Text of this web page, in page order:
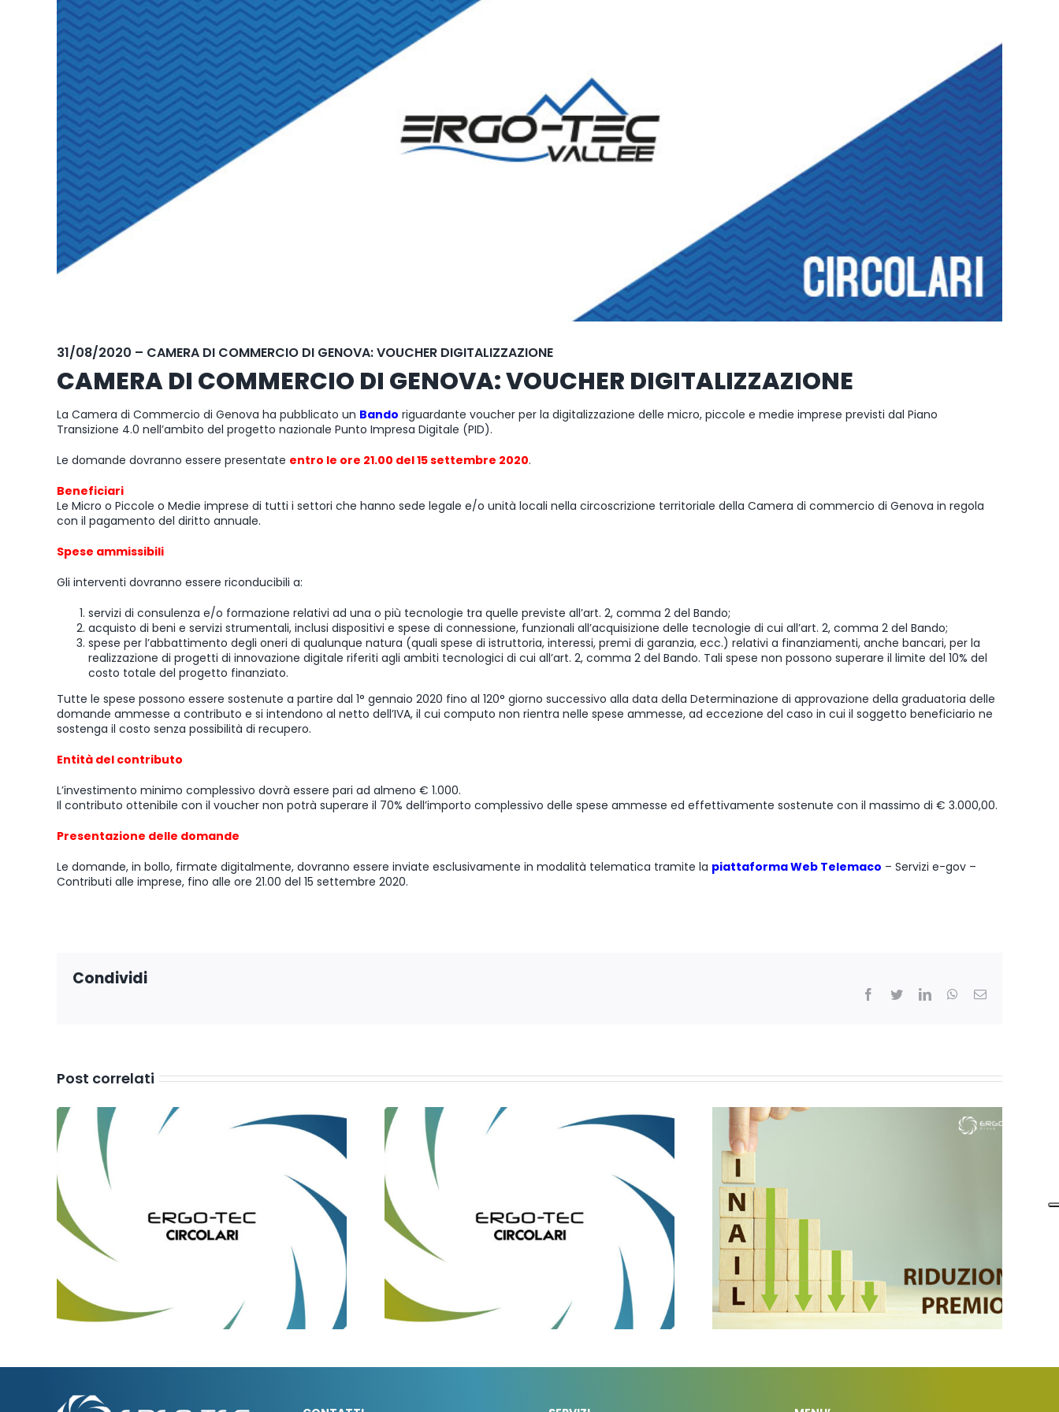
31/08/2020 – CAMERA DI COMMERCIO DI GENOVA: VOUCHER DIGITALIZZAZIONE
CAMERA DI COMMERCIO DI GENOVA: VOUCHER DIGITALIZZAZIONE
La Camera di Commercio di Genova ha pubblicato un Bando riguardante voucher per la digitalizzazione delle micro, piccole e medie imprese previsti dal Piano
Transizione 4.0 nell’ambito del progetto nazionale Punto Impresa Digitale (PID).
Le domande dovranno essere presentate entro le ore 21.00 del 15 settembre 2020.
Beneficiari
Le Micro o Piccole o Medie imprese di tutti i settori che hanno sede legale e/o unità locali nella circoscrizione territoriale della Camera di commercio di Genova in regola
con il pagamento del diritto annuale.
Spese ammissibili
Gli interventi dovranno essere riconducibili a:
servizi di consulenza e/o formazione relativi ad una o più tecnologie tra quelle previste all’art. 2, comma 2 del Bando;
acquisto di beni e servizi strumentali, inclusi dispositivi e spese di connessione, funzionali all’acquisizione delle tecnologie di cui all’art. 2, comma 2 del Bando;
spese per l’abbattimento degli oneri di qualunque natura (quali spese di istruttoria, interessi, premi di garanzia, ecc.) relativi a finanziamenti, anche bancari, per la
realizzazione di progetti di innovazione digitale riferiti agli ambiti tecnologici di cui all’art. 2, comma 2 del Bando. Tali spese non possono superare il limite del 10% del
costo totale del progetto finanziato.
Tutte le spese possono essere sostenute a partire dal 1° gennaio 2020 fino al 120° giorno successivo alla data della Determinazione di approvazione della graduatoria delle
domande ammesse a contributo e si intendono al netto dell’IVA, il cui computo non rientra nelle spese ammesse, ad eccezione del caso in cui il soggetto beneficiario ne
sostenga il costo senza possibilità di recupero.
Entità del contributo
L’investimento minimo complessivo dovrà essere pari ad almeno € 1.000.
Il contributo ottenibile con il voucher non potrà superare il 70% dell’importo complessivo delle spese ammesse ed effettivamente sostenute con il massimo di € 3.000,00.
Presentazione delle domande
Le domande, in bollo, firmate digitalmente, dovranno essere inviate esclusivamente in modalità telematica tramite la piattaforma Web Telemaco – Servizi e-gov –
Contributi alle imprese, fino alle ore 21.00 del 15 settembre 2020.
Condividi
Facebook
TwitterLinkedInWhatsApp
Email
Post correlati